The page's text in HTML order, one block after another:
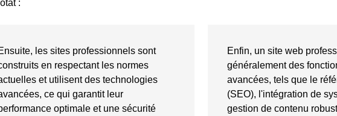
:
les sites professionnels sont
en respectant les normes
et utilisent des technologies
ce qui garantit leur
optimale et une sécurité
Enfin, un site web
généralement des
avancées, tels que le
(SEO), l'intégration de
gestion de contenu